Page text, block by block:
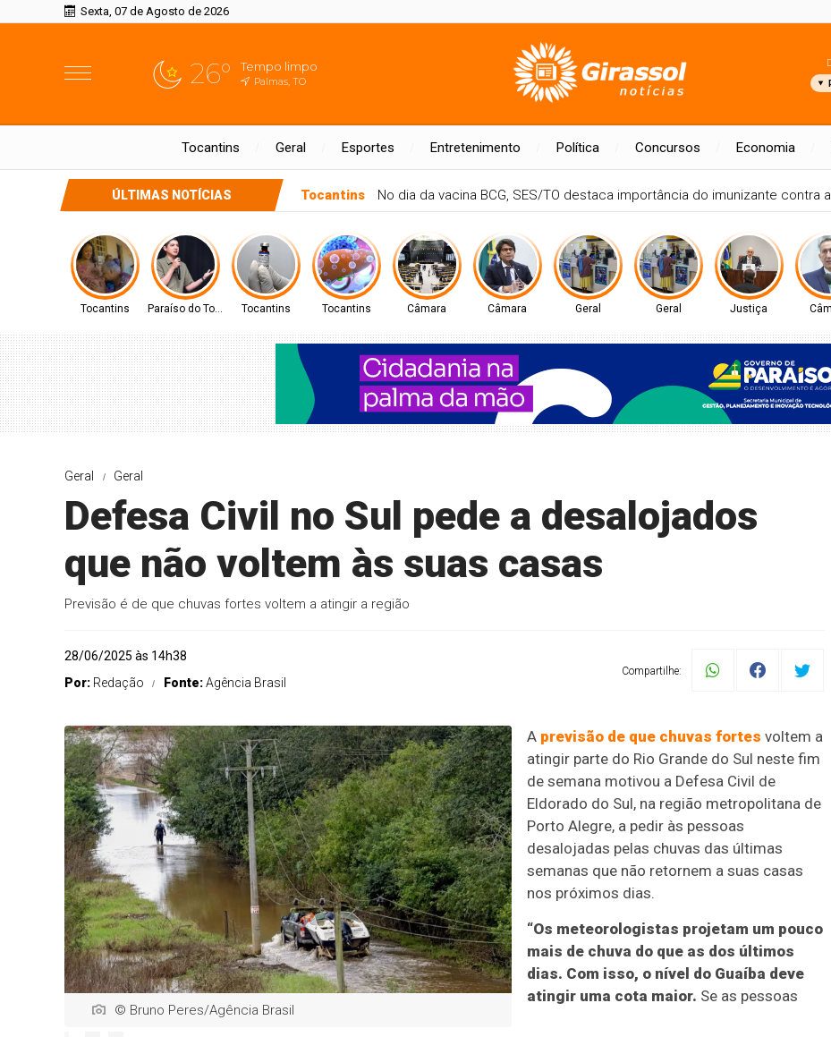
Sexta, 07 de Agosto de 2026
26° Tempo limpo
Palmas, TO
Tocantins Geral Esportes Entretenimento Política Concursos Economia
ÚLTIMAS NOTÍCIAS Tocantins No dia da vacina BCG, SES/TO destaca importância do imunizante contra
Tocantins Paraíso do TocantinsTocantins Tocantins Câmara Câmara Geral Geral Justiça
Geral Geral
Defesa Civil no Sul pede a desalojados
que não voltem às suas casas
Previsão é de que chuvas fortes voltem a atingir a região
28/06/2025 às 14h38
Por: Redação Fonte:Agência Brasil
Compartilhe:
© Bruno Peres/Agência Brasil
A previsão de que chuvas fortes voltem a
atingir parte do Rio Grande do Sul neste fim
de semana motivou a Defesa Civil de
Eldorado do Sul, na região metropolitana de
Porto Alegre, a pedir às pessoas
desalojadas pelas chuvas das últimas
semanas que não retornem a suas casas
nos próximos dias.
“Os meteorologistas projetam um pouco
mais de chuva do que as dos últimos
dias. Com isso, o nível do Guaíba deve
atingir uma cota maior. Se as pessoas